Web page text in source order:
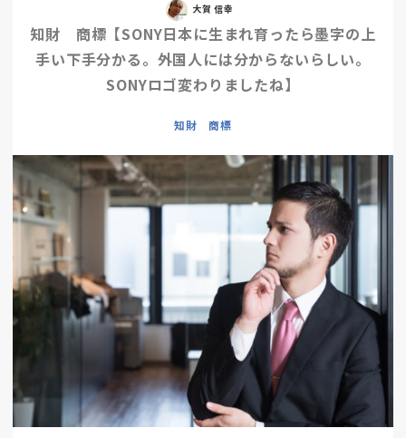
知財 商標【SONY日本に生まれ育ったら墨字の上
手い下手分かる。外国人には分からないらしい。
SONYロゴ変わりましたね】
知財 商標
大賀 信幸